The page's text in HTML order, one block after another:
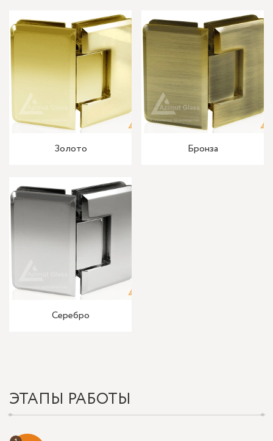
Золото Бронза
Серебро
ЭТАПЫ РАБОТЫ